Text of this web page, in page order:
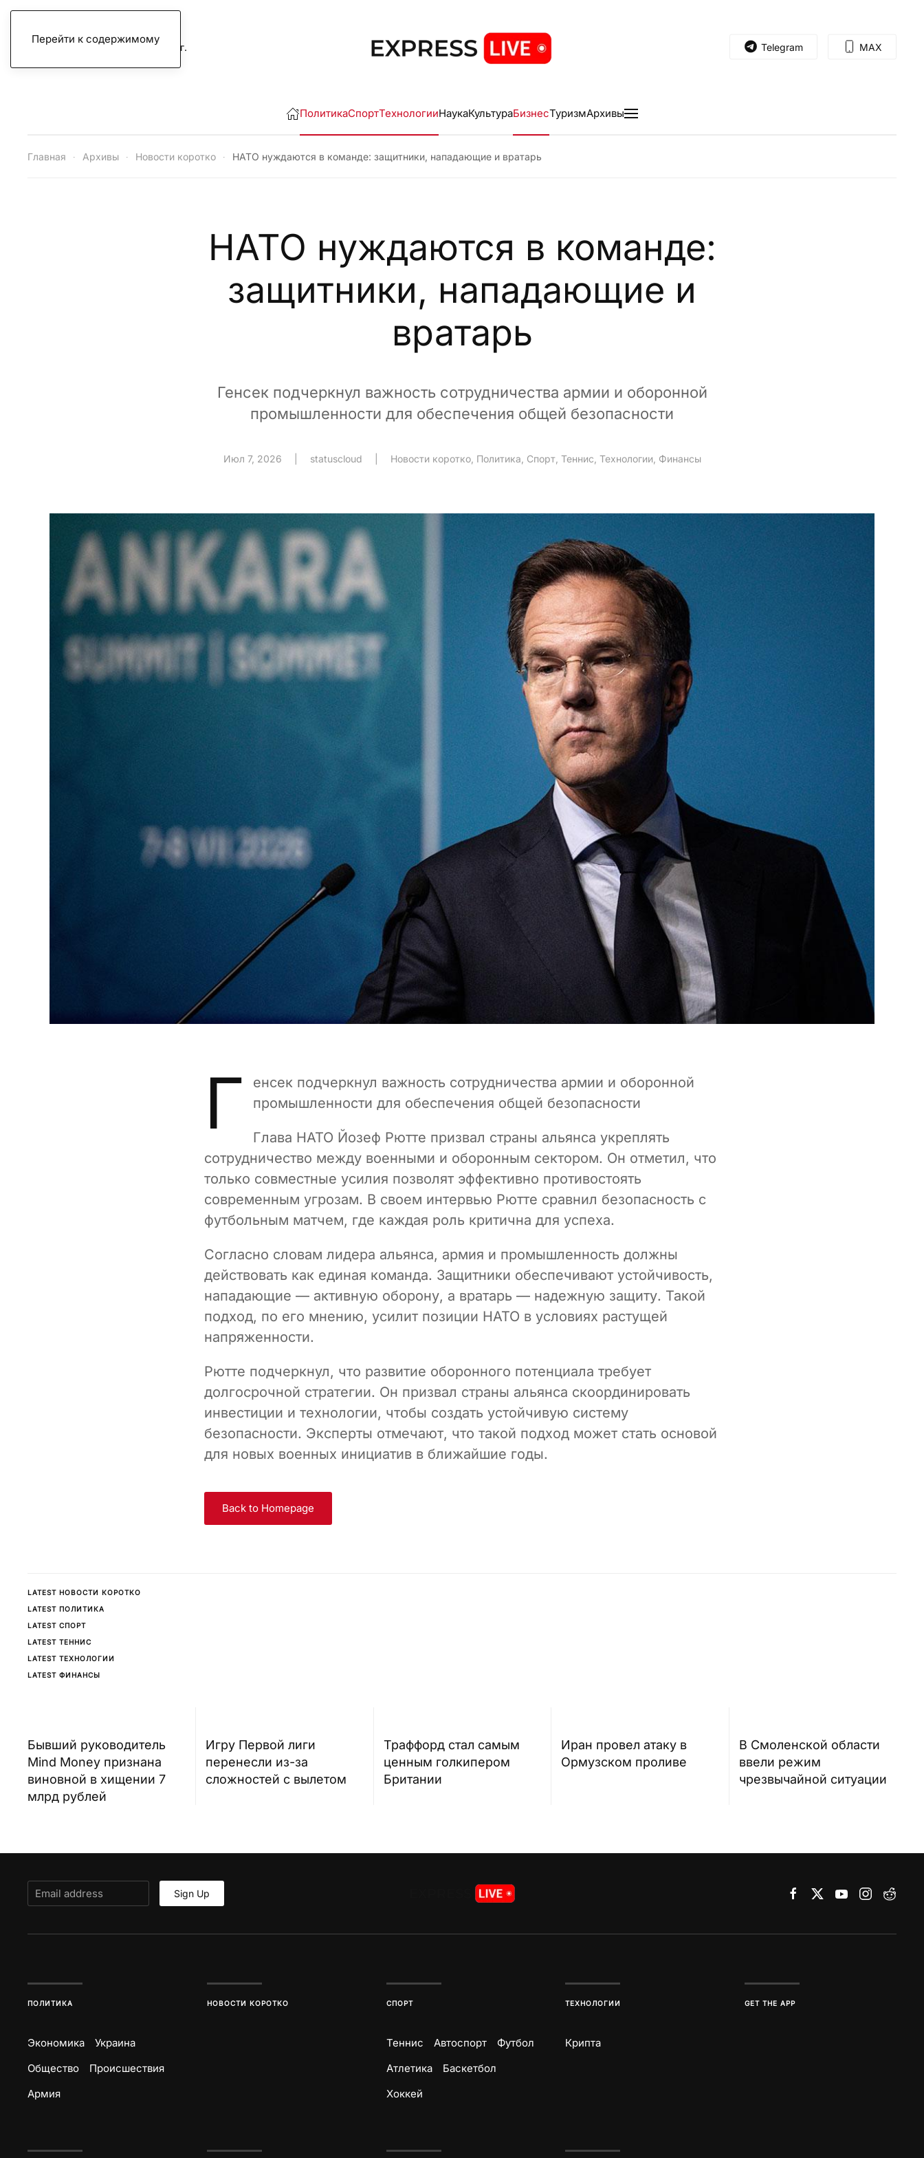
Перейти к содержимому
пятница, 7 августа 2026 г. Telegram MAX
ПолитикаСпортТехнологииНаукаКультураБизнесТуризмАрхивы
Главная Архивы Новости коротко НАТО нуждаются в команде: защитники, нападающие и вратарь
НАТО нуждаются в команде:
защитники, нападающие и
вратарь
Генсек подчеркнул важность сотрудничества армии и оборонной
промышленности для обеспечения общей безопасности
Июл 7, 2026 statuscloud Новости коротко, Политика Спорт, Теннис Технологии Финансы
Г
енсек подчеркнул важность сотрудничества армии и оборонной
промышленности для обеспечения общей безопасности
Глава НАТО Йозеф Рютте призвал страны альянса укреплять
сотрудничество между военными и оборонным сектором. Он отметил, что
только совместные усилия позволят эффективно противостоять
современным угрозам. В своем интервью Рютте сравнил безопасность с
футбольным матчем, где каждая роль критична для успеха.
Согласно словам лидера альянса, армия и промышленность должны
действовать как единая команда. Защитники обеспечивают устойчивость,
нападающие — активную оборону, а вратарь — надежную защиту. Такой
подход, по его мнению, усилит позиции НАТО в условиях растущей
напряженности.
Рютте подчеркнул, что развитие оборонного потенциала требует
долгосрочной стратегии. Он призвал страны альянса скоординировать
инвестиции и технологии, чтобы создать устойчивую систему
безопасности. Эксперты отмечают, что такой подход может стать основой
для новых военных инициатив в ближайшие годы.
Back to Homepage
LATEST НОВОСТИ КОРОТКО
LATEST ПОЛИТИКА
LATEST СПОРТ
LATEST ТЕННИС
LATEST ТЕХНОЛОГИИ
LATEST ФИНАНСЫ
Бывший руководитель
Mind Money признана
виновной в хищении 7
млрд рублей
Игру Первой лиги
перенесли из-за
сложностей с вылетом
Траффорд стал самым
ценным голкипером
Британии
Иран провел атаку в
Ормузском проливе
В Смоленской области
ввели режим
чрезвычайной ситуации
Sign Up
ПОЛИТИКА
Экономика
Украина
Общество
Происшествия
Армия
НОВОСТИ КОРОТКО СПОРТ
Теннис Автоспорт
Футбол
Атлетика
Баскетбол
Хоккей
ТЕХНОЛОГИИ
Крипта
GET THE APP